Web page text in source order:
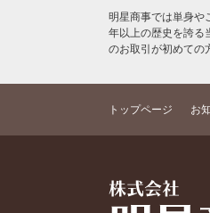
明星商事では単身や
年以上の歴史を誇る
のお取引が初めての
トップページ お